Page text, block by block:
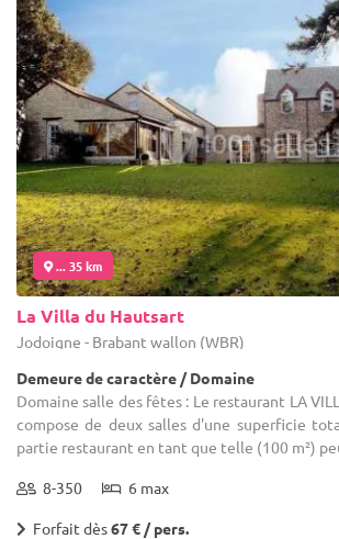
... 35 km
La Villa du Hautsart
Jodoigne - Brabant wallon (WBR)
Demeure de caractère / Domaine
Domaine salle des fêtes : Le restaurant LA
compose de deux salles d'une superficie
partie restaurant en tant que telle (100 m²)
8-350 6 max
Forfait dès67 € / pers.